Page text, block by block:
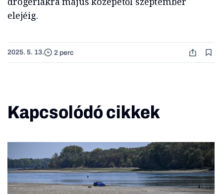
elejéig.
2025. 5. 13. 2 perc
Kapcsolódó cikkek